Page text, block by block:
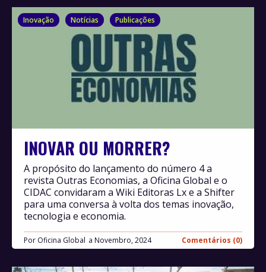
Inovação Notícias Publicações
INOVAR OU MORRER?
Por Oficina Global Novembro, 2024 Comentários (0)
A propósito do lançamento do número 4 a
revista Outras Economias, a Oficina Global e o
CIDAC convidaram a Wiki Editoras Lx e a Shifter
para uma conversa à volta dos temas inovação,
tecnologia e economia.